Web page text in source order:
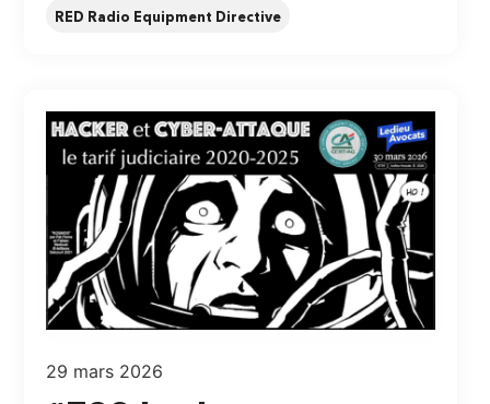
RED Radio Equipment Directive
29 mars 2026